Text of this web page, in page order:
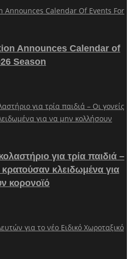
Announces Calendar of
Season
για τρία παιδιά –
κρατούσαν κλειδωμένα για
κορονοϊό